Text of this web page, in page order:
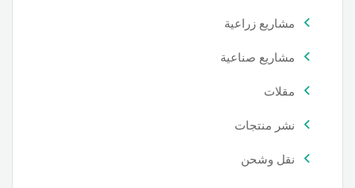
مشاريع زراعية
مشاريع صناعية
مقلات
نشر منتجات
نقل وشحن